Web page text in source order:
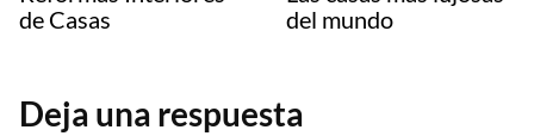
de Casas
del mundo
Deja una respuesta